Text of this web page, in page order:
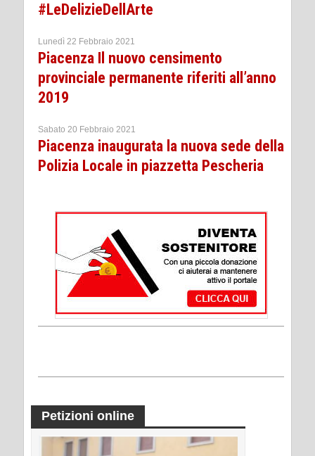
#LeDelizieDellArte
Lunedì 22 Febbraio 2021
Piacenza Il nuovo censimento
provinciale permanente riferiti all’anno
2019
Sabato 20 Febbraio 2021
Piacenza inaugurata la nuova sede della
Polizia Locale in piazzetta Pescheria
Petizioni online